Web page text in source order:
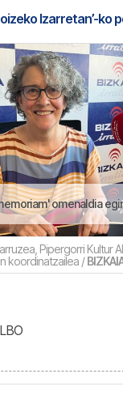
Izarretan’-ko
omenaldia egingo dabe zapatuan
Pipergorri Kultur
koordinatzailea /